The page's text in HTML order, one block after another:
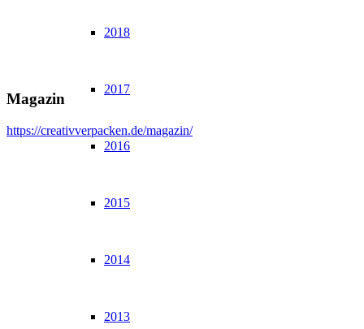
2018
2017
2016
2015
2014
2013
Magazin
https://creativverpacken.de/magazin/